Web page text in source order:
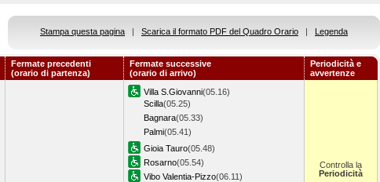
Stampa questa pagina | Scarica il formato PDF del Quadro Orario | Legenda
Fermate precedenti
(orario di partenza)
Fermate successive
(orario di arrivo)
Periodicità e
avvertenze
Villa S.Giovanni(05.16)
Scilla(05.25)
Bagnara(05.33)
Palmi(05.41)
Gioia Tauro(05.48)
Rosarno(05.54)
Vibo Valentia-Pizzo(06.11)
Controlla la
Periodicità